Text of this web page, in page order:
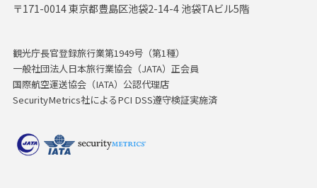
〒171-0014 東京都豊島区池袋2-14-4 池袋TAビル5階
観光庁長官登録旅行業第1949号（第1種）
一般社団法人日本旅行業協会（JATA）正会員
国際航空運送協会（IATA）公認代理店
SecurityMetrics社によるPCI DSS遵守検証実施済